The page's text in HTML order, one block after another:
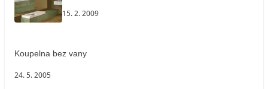
15. 2. 2009
Koupelna bez vany
24. 5. 2005